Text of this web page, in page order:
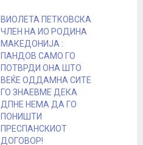
ВИОЛЕТА ПЕТКОВСКА
ЧЛЕН НА ИО РОДИНА
МАКЕДОНИЈА :
ПАНДОВ САМО ГО
ПОТВРДИ ОНА ШТО
ВЕЌЕ ОДДАМНА СИТЕ
ГО ЗНАЕВМЕ ДЕКА
ДПНЕ НЕМА ДА ГО
ПОНИШТИ
ПРЕСПАНСКИОТ
ДОГОВОР!